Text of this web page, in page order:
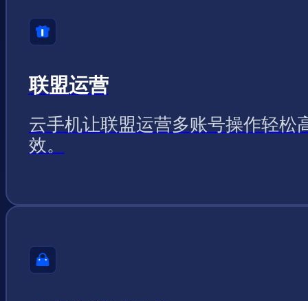
联盟运营
云手机让联盟运营多账号操作轻松
效。